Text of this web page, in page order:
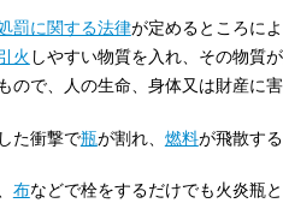
罰に関する法律が定めるところに
火 しやすい物質を入れ、その物質
ので、人の生命、身体又は財産に
た衝撃で瓶が割れ、 燃料が飛散す
布などで栓をするだけでも火炎瓶